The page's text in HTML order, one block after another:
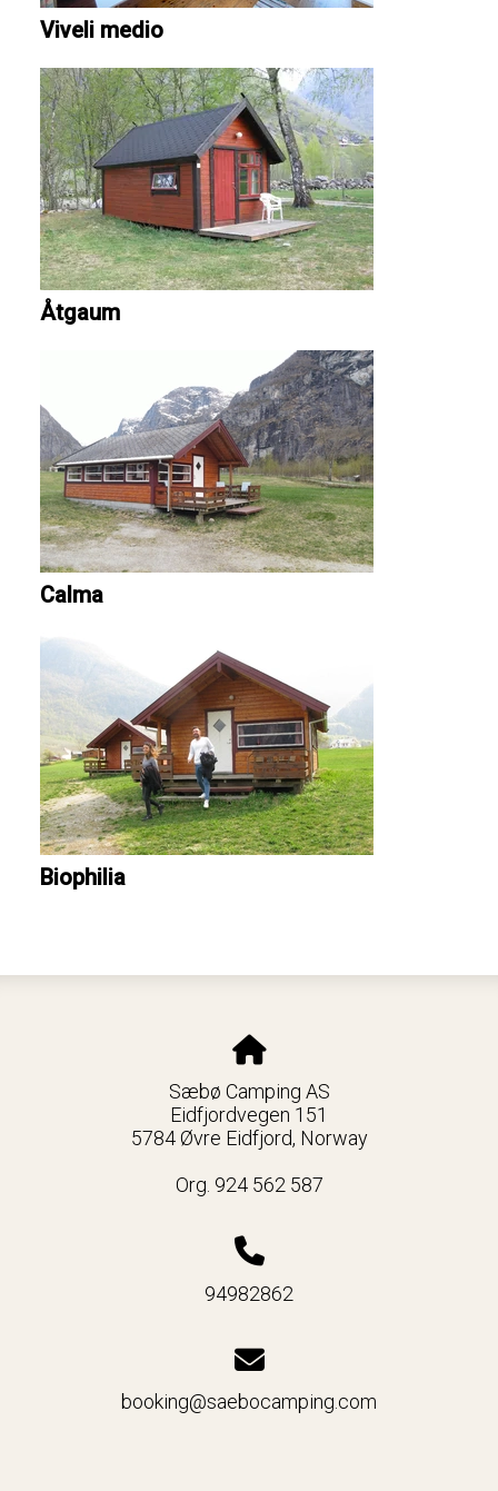
Viveli medio
Åtgaum
Calma
Biophilia
Sæbø Camping AS
Eidfjordvegen 151
5784 Øvre Eidfjord, Norway
Org. 924 562 587
94982862
booking@saebocamping.com